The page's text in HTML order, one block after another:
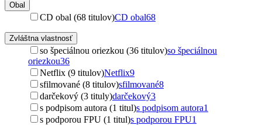
Obal
CD obal (68 titulov)CD obal68
Zvláštna vlastnosť
so špeciálnou oriezkou (36 titulov)so špeciálnou
oriezkou36
Netflix (9 titulov)Netflix9
sfilmované (8 titulov)sfilmované8
darčekový (3 tituly)darčekový3
s podpisom autora (1 titul)s podpisom autora1
s podporou FPU (1 titul)s podporou FPU1